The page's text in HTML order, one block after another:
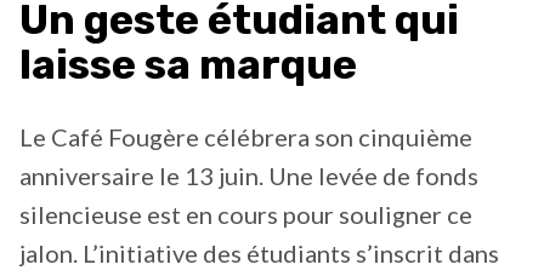
Un geste étudiant qui
laisse sa marque
Le Café Fougère célébrera son cinquième
anniversaire le 13 juin. Une levée de fonds
silencieuse est en cours pour souligner ce
jalon. L’initiative des étudiants s’inscrit dans